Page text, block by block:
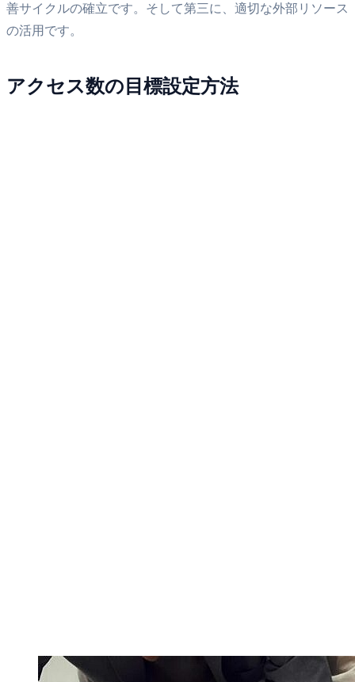
善サイクルの確立です。そして第三に、適切な外部リソース
の活用です。
アクセス数の目標設定方法